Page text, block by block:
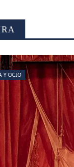
Y OCIO